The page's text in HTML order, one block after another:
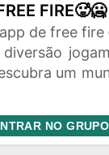
FIRE🥵🥶
de free fire
diversão
um
NO GRUPO